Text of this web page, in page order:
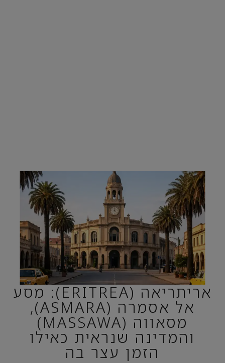
אריתריאה (ERITREA): מסע
אל אסמרה (ASMARA),
מסאווה (MASSAWA)
והמדינה שנראית כאילו
הזמן עצר בה